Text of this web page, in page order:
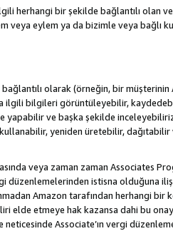
herhangi bir şekilde bağlantılı
veya eylem ya da bizimle veya bağlı
olarak (örneğin, bir
ilgili bilgileri görüntüleyebilir,
ve başka şekilde
yeniden üretebilir,
veya zaman zaman Associates
düzenlemelerinden istisna olduğuna
Amazon tarafından herhangi bir
etmeye hak kazansa dahi bu onay
Associate’ın vergi